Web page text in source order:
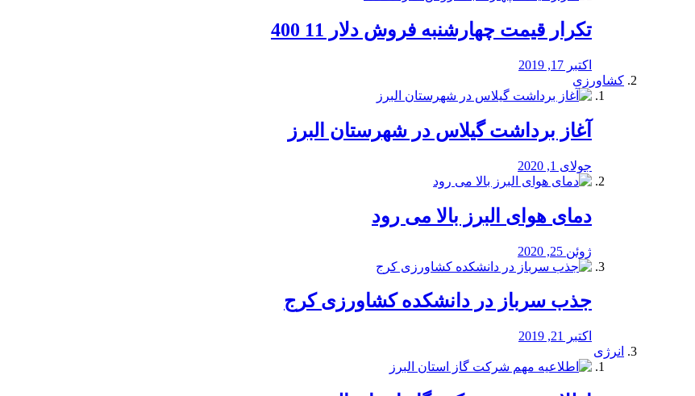
تکرار قیمت چهارشنبه فروش دلار 11 400
اکتبر 17, 2019
کشاورزی
آغاز برداشت گیلاس در شهرستان البرز
جولای 1, 2020
دمای هوای البرز بالا می رود
ژوئن 25, 2020
جذب سرباز در دانشکده کشاورزی کرج
اکتبر 21, 2019
انرژی